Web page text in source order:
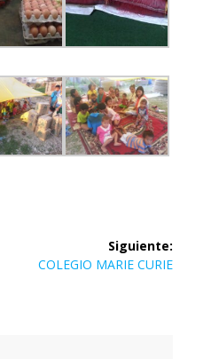
Siguiente:
Siguiente
COLEGIO MARIE CURIE